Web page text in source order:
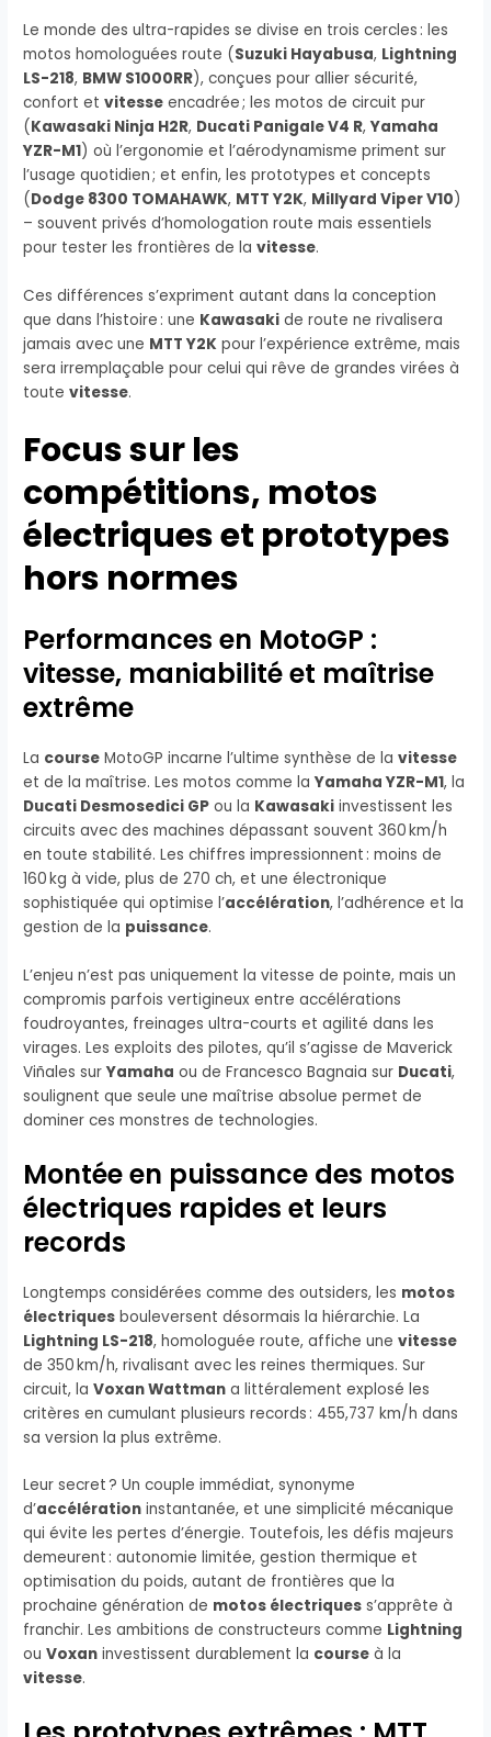
Le monde des ultra-rapides se divise en trois cercles : les
motos homologuées route (Suzuki Hayabusa, Lightning
LS-218, BMW S1000RR), conçues pour allier sécurité,
confort etvitesse encadrée ; les motos de circuit pur
(Kawasaki Ninja H2R, Ducati Panigale V4 R,Yamaha
YZR-M1) où l’ergonomie et l’aérodynamisme priment sur
l’usage quotidien ; et enfin, les prototypes et concepts
(Dodge 8300 TOMAHAWK, MTT Y2K, Millyard Viper V10)
– souvent privés d’homologation route mais essentiels
pour tester les frontières de lavitesse.
Ces différences s’expriment autant dans la conception
que dans l’histoire : une Kawasaki de route ne rivalisera
jamais avec une MTT Y2K pour l’expérience extrême, mais
sera irremplaçable pour celui qui rêve de grandes virées à
toutevitesse.
Focus sur les
compétitions, motos
électriques et prototypes
hors normes
Performances en MotoGP :
vitesse, maniabilité et maîtrise
extrême
La course MotoGP incarne l’ultime synthèse de lavitesse
et de la maîtrise. Les motos comme laYamaha YZR-M1, la
Ducati Desmosedici GP ou la Kawasaki investissent les
circuits avec des machines dépassant souvent 360 km/h
en toute stabilité. Les chiffres impressionnent : moins de
160 kg à vide, plus de 270 ch, et une électronique
sophistiquée qui optimise l’accélération, l’adhérence et la
gestion de la puissance.
L’enjeu n’est pas uniquement la vitesse de pointe, mais un
compromis parfois vertigineux entre accélérations
foudroyantes, freinages ultra-courts et agilité dans les
virages. Les exploits des pilotes, qu’il s’agisse de Maverick
Viñales surYamaha ou de Francesco Bagnaia sur Ducati,
soulignent que seule une maîtrise absolue permet de
dominer ces monstres de technologies.
Montée en puissance des motos
électriques rapides et leurs
records
Longtemps considérées comme des outsiders, les motos
électriques bouleversent désormais la hiérarchie. La
Lightning LS-218, homologuée route, affiche unevitesse
de 350 km/h, rivalisant avec les reines thermiques. Sur
circuit, laVoxan Wattman a littéralement explosé les
critères en cumulant plusieurs records : 455,737 km/h dans
sa version la plus extrême.
Leur secret ? Un couple immédiat, synonyme
d’accélération instantanée, et une simplicité mécanique
qui évite les pertes d’énergie. Toutefois, les défis majeurs
demeurent : autonomie limitée, gestion thermique et
optimisation du poids, autant de frontières que la
prochaine génération de motos électriques s’apprête à
franchir. Les ambitions de constructeurs comme Lightning
ouVoxan investissent durablement la course à la
vitesse.